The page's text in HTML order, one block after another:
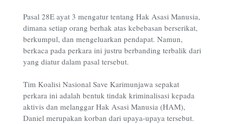
Pasal 28E ayat 3 mengatur tentang Hak Asasi Manusia,
dimana setiap orang berhak atas kebebasan berserikat,
berkumpul, dan mengeluarkan pendapat. Namun,
berkaca pada perkara ini justru berbanding terbalik dari
yang diatur dalam pasal tersebut.
Tim Koalisi Nasional Save Karimunjawa sepakat
perkara ini adalah bentuk tindak kriminalisasi kepada
aktivis dan melanggar Hak Asasi Manusia (HAM),
Daniel merupakan korban dari upaya-upaya tersebut.